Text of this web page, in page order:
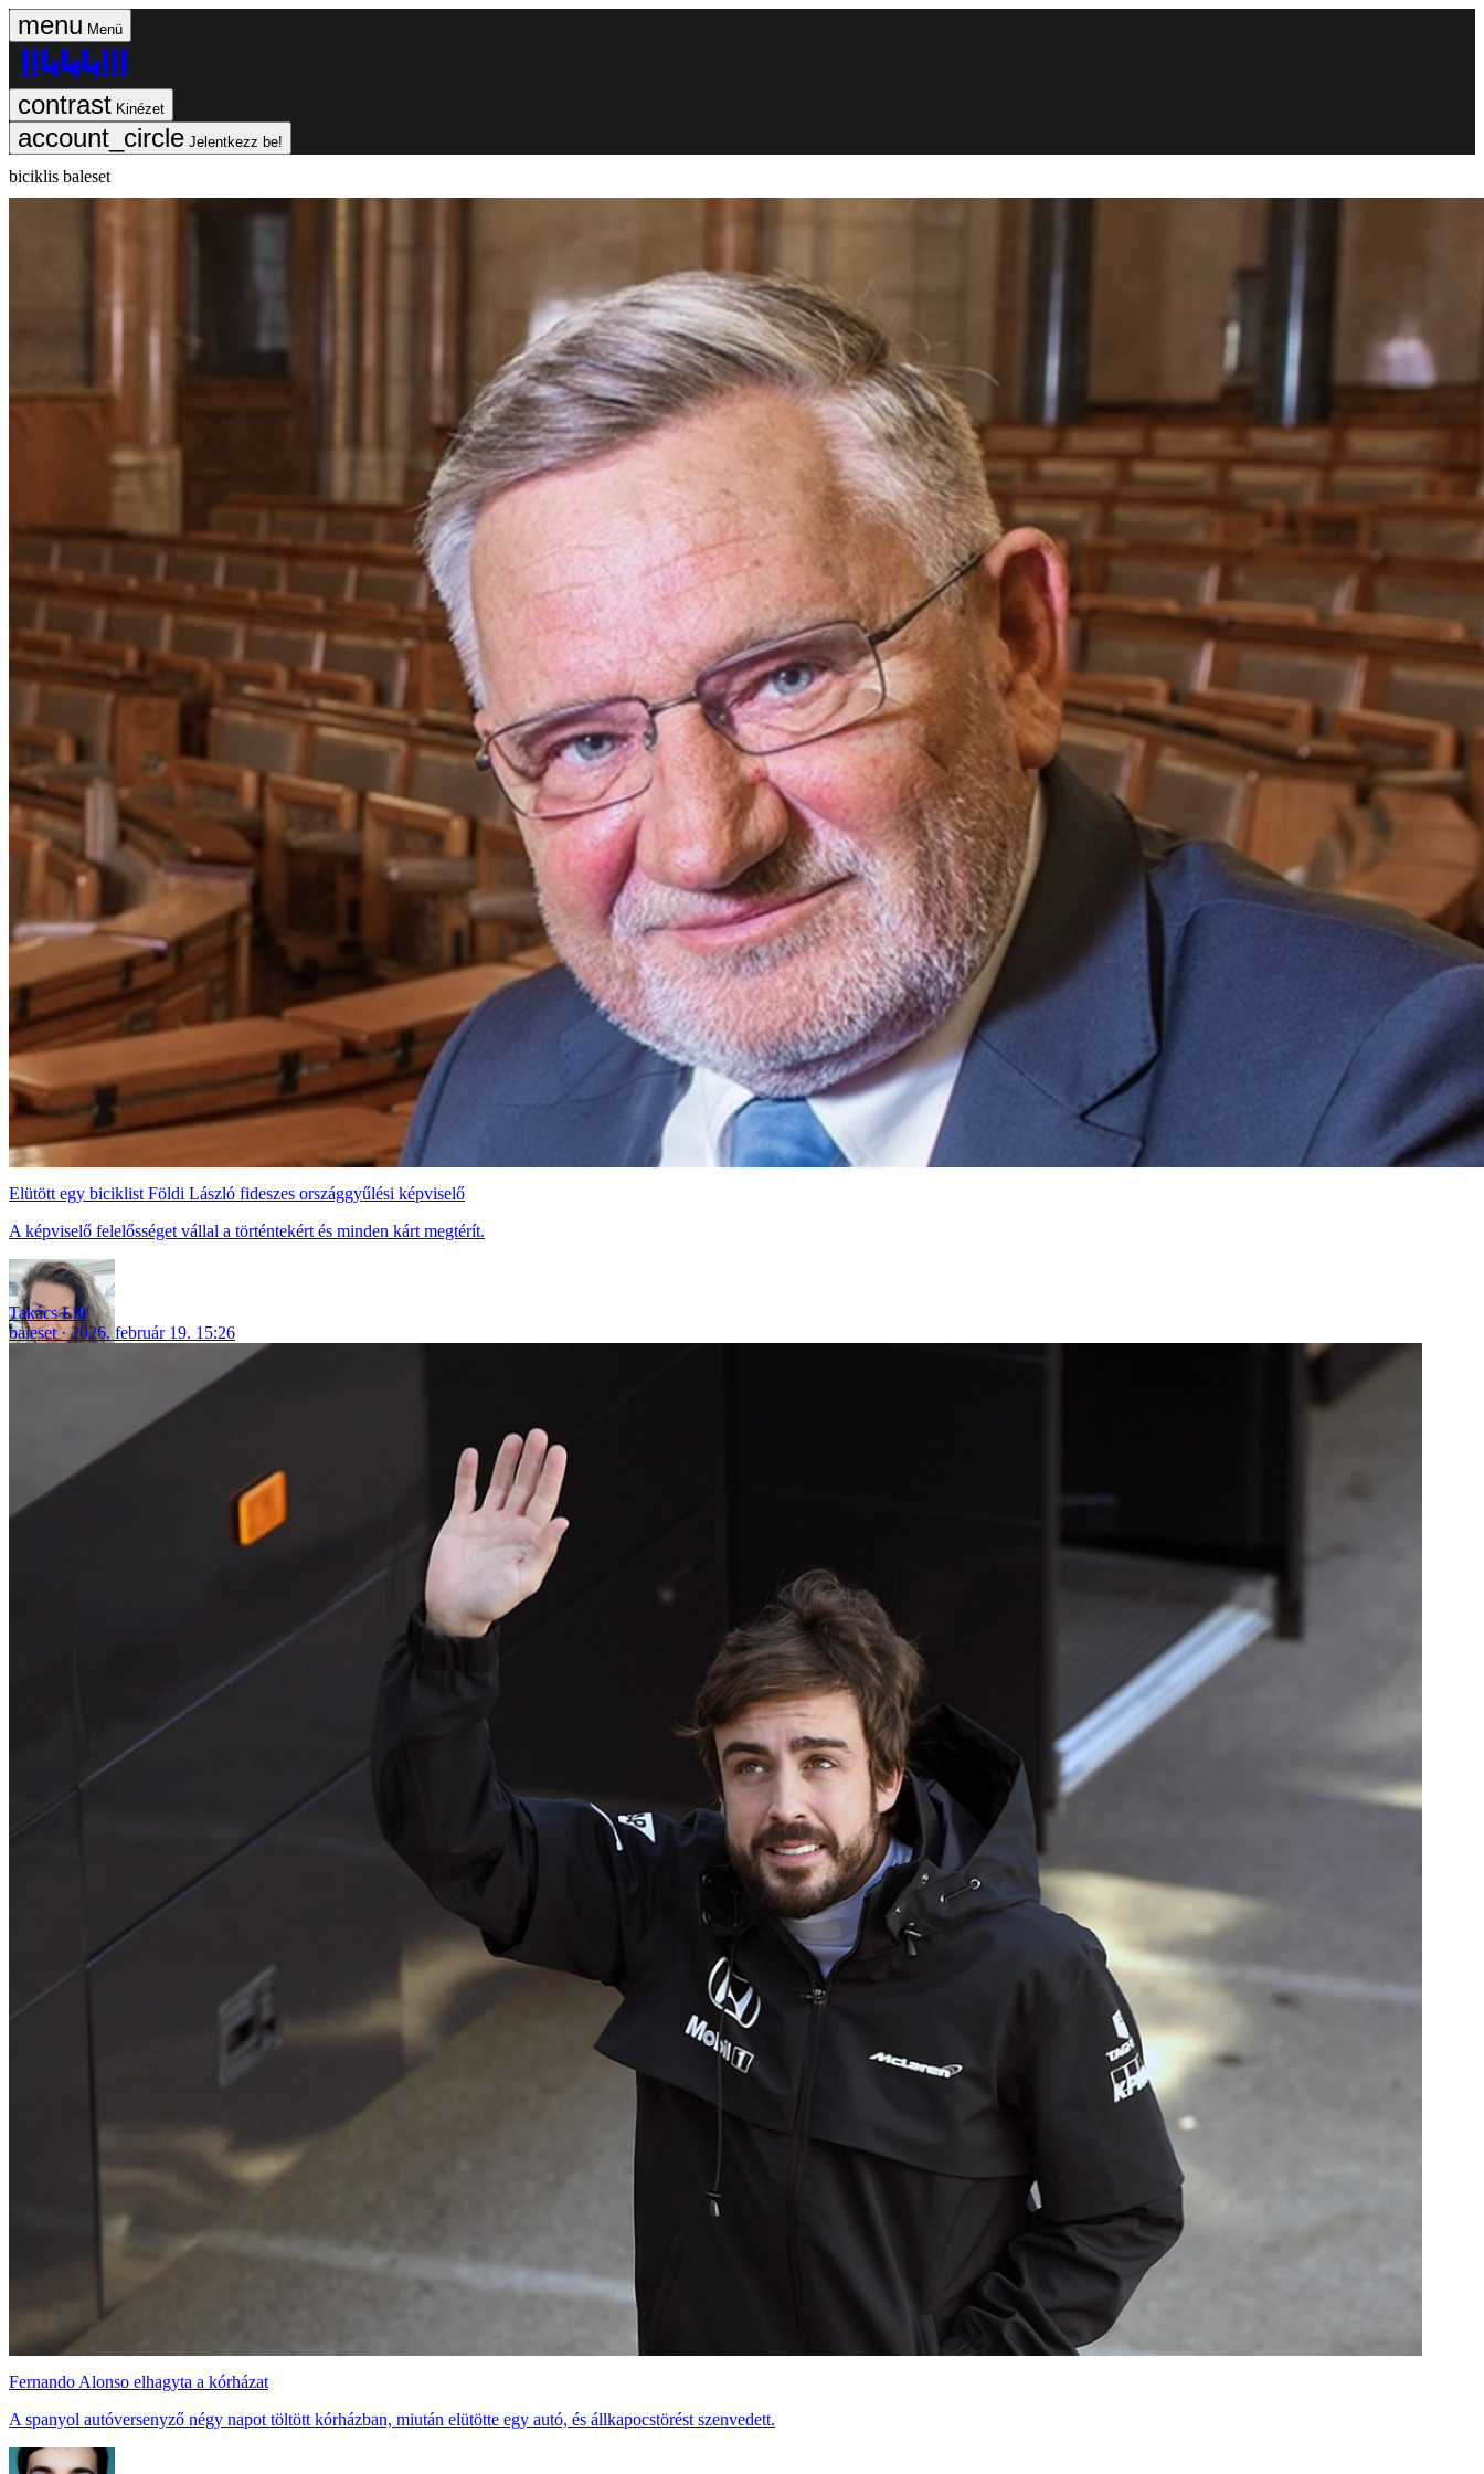
Menü
Kinézet
Jelentkezz be!
biciklis baleset
Elütött egy biciklist Földi László fideszes országgyűlési képviselő
A képviselő felelősséget vállal a történtekért és minden kárt megtérít.
Takács Lili
baleset
2026. február 19. 15:26
Fernando Alonso elhagyta a kórházat
A spanyol autóversenyző négy napot töltött kórházban, miután elütötte egy autó, és állkapocstörést szenvedett.